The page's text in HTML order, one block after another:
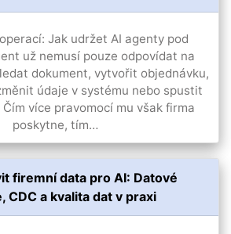
Jak udržet AI agenty pod
už nemusí pouze odpovídat na
dokument, vytvořit objednávku,
údaje v systému nebo spustit
více pravomocí mu však firma
poskytne, tím…
firemní data pro AI: Datové
CDC a kvalita dat v praxi